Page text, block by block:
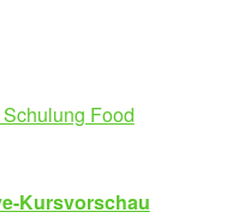
Kursvorschau